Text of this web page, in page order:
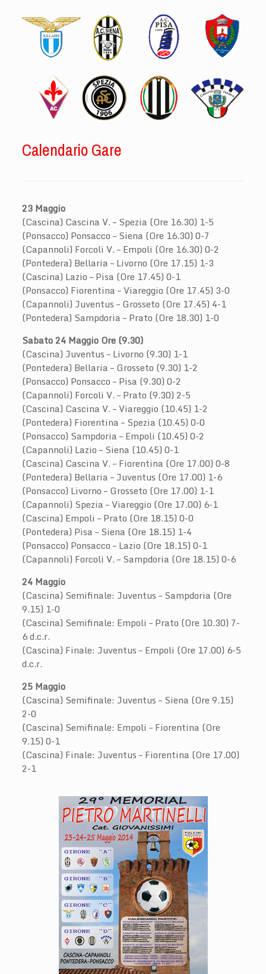
Calendario Gare
23 Maggio
(Cascina) Cascina V. – Spezia (Ore 16.30) 1-5
(Ponsacco) Ponsacco – Siena (Ore 16.30) 0-7
(Capannoli) Forcoli V. – Empoli (Ore 16.30) 0-2
(Pontedera) Bellaria – Livorno (Ore 17.15) 1-3
(Cascina) Lazio – Pisa (Ore 17.45) 0-1
(Ponsacco) Fiorentina – Viareggio (Ore 17.45) 3-0
(Capannoli) Juventus – Grosseto (Ore 17.45) 4-1
(Pontedera) Sampdoria – Prato (Ore 18.30) 1-0
Sabato 24 Maggio Ore (9.30)
(Cascina) Juventus – Livorno (9.30) 1-1
(Pontedera) Bellaria – Grosseto (9.30) 1-2
(Ponsacco) Ponsacco – Pisa (9.30) 0-2
(Capannoli) Forcoli V. – Prato (9.30) 2-5
(Cascina) Cascina V. – Viareggio (10.45) 1-2
(Pontedera) Fiorentina – Spezia (10.45) 0-0
(Ponsacco) Sampdoria – Empoli (10.45) 0-2
(Capannoli) Lazio – Siena (10.45) 0-1
(Cascina) Cascina V. – Fiorentina (Ore 17.00) 0-8
(Pontedera) Bellaria – Juventus (Ore 17.00) 1-6
(Ponsacco) Livorno – Grosseto (Ore 17.00) 1-1
(Capannoli) Spezia – Viareggio (Ore 17.00) 6-1
(Cascina) Empoli – Prato (Ore 18.15) 0-0
(Pontedera) Pisa – Siena (Ore 18.15) 1-4
(Ponsacco) Ponsacco – Lazio (Ore 18.15) 0-1
(Capannoli) Forcoli V. – Sampdoria (Ore 18.15) 0-6
24 Maggio
(Cascina) Semifinale: Juventus – Sampdoria (Ore
9.15) 1-0
(Cascina) Semifinale: Empoli – Prato (Ore 10.30) 7-
6 d.c.r.
(Cascina) Finale: Juventus – Empoli (Ore 17.00) 6-5
d.c.r.
25 Maggio
(Cascina) Semifinale: Juventus – Siena (Ore 9.15)
2-0
(Cascina) Semifinale: Empoli – Fiorentina (Ore
9.15) 0-1
(Cascina) Finale: Juventus – Fiorentina (Ore 17.00)
2-1